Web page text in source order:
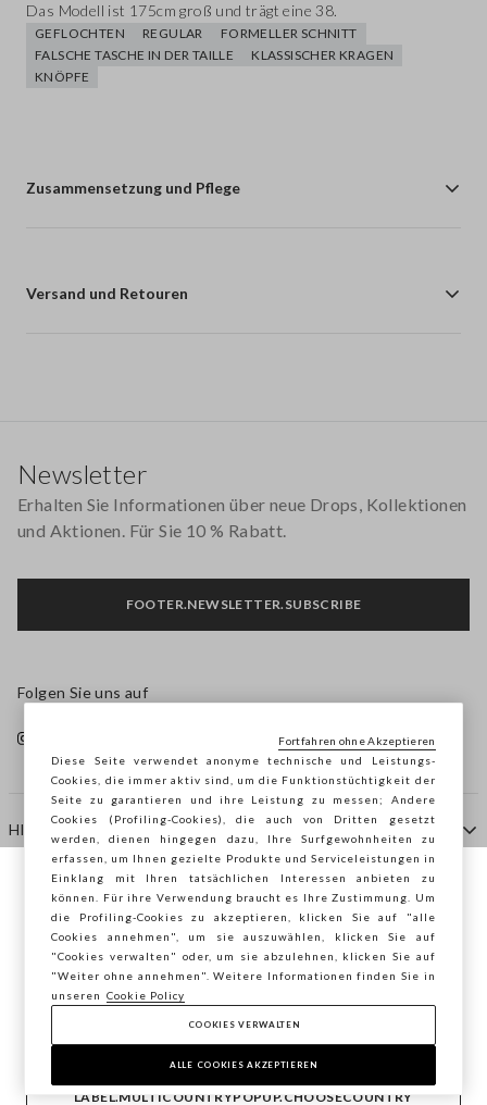
Das Modell ist 175cm groß und trägt eine 38.
GEFLOCHTEN REGULAR
FORMELLER SCHNITT
FALSCHE TASCHE IN DER TAILLE
KLASSISCHER KRAGEN
KNÖPFE
Zusammensetzung und Pflege
Versand und Retouren
HILFE
AGENTUR
KONTAKTE
Newsletter
Erhalten Sie Informationen über neue Drops, Kollektionen
und Aktionen. Für Sie 10 % Rabatt.
FOOTER.NEWSLETTER.SUBSCRIBE
Folgen Sie uns auf
Copyright © Ovs S.p.A. MwSt.-Nr. 04240010274 - Kap.
Kap. 290.923.470 -2.4.0
Sie surfen auf der Seite von STEFANEL
Deutschland, möchten Sie Ihren Standort
speichern?
BESTÄTIGEN
LABEL.MULTICOUNTRYPOPUP.CHOOSECOUNTRY
footer.item.country Deutschland
Diese Seite verwendet anonyme technische und Leistungs-
Cookies, die immer aktiv sind, um die Funktionstüchtigkeit der
Seite zu garantieren und ihre Leistung zu messen; Andere
Cookies (Profiling-Cookies), die auch von Dritten gesetzt
werden, dienen hingegen dazu, Ihre Surfgewohnheiten zu
erfassen, um Ihnen gezielte Produkte und Serviceleistungen in
Einklang mit Ihren tatsächlichen Interessen anbieten zu
können. Für ihre Verwendung braucht es Ihre Zustimmung. Um
die Profiling-Cookies zu akzeptieren, klicken Sie auf "alle
Cookies annehmen", um sie auszuwählen, klicken Sie auf
"Cookies verwalten" oder, um sie abzulehnen, klicken Sie auf
"Weiter ohne annehmen". Weitere Informationen finden Sie in
unseren
Cookie Policy
COOKIES VERWALTEN
ALLE COOKIES AKZEPTIEREN
Fortfahren ohne Akzeptieren